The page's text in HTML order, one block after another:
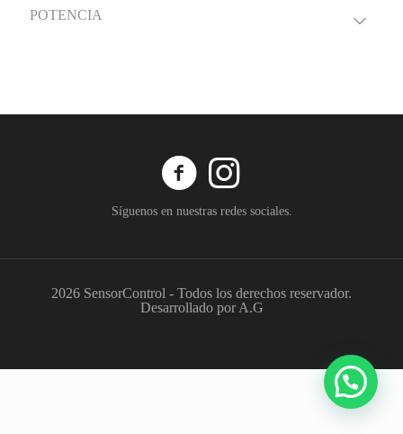
POTENCIA
Síguenos en nuestras redes sociales.
2026 SensorControl - Todos los derechos reservador.
Desarrollado por A.G